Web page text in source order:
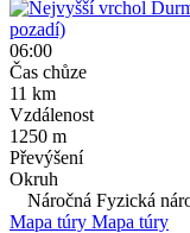
06:00
Čas chůze
11 km
Vzdálenost
1250 m
Převýšení
Okruh
Náročná Fyzická
Mapa túry Mapa túry